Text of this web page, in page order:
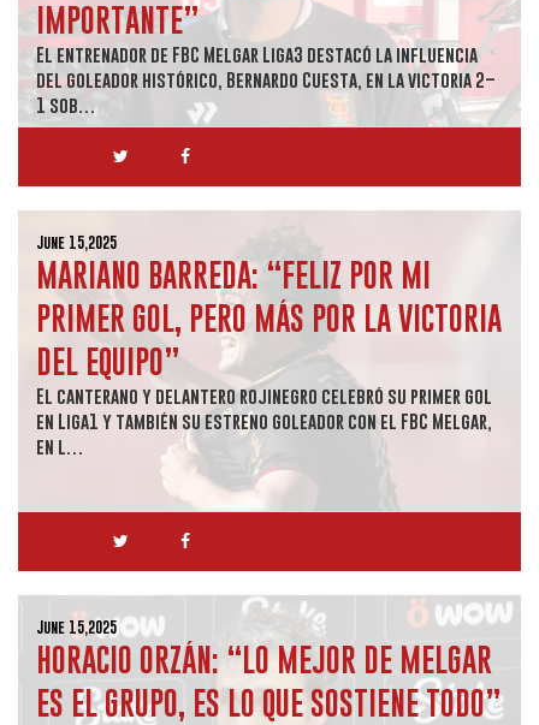
IMPORTANTE”
El entrenador de FBC Melgar Liga3 destacó la influencia
del goleador histórico, Bernardo Cuesta, en la victoria 2–
1 sob…
June 15,2025
MARIANO BARREDA: “FELIZ POR MI
PRIMER GOL, PERO MÁS POR LA VICTORIA
DEL EQUIPO”
El canterano y delantero rojinegro celebró su primer gol
en Liga1 y también su estreno goleador con el FBC Melgar,
en l…
June 15,2025
HORACIO ORZÁN: “LO MEJOR DE MELGAR
ES EL GRUPO, ES LO QUE SOSTIENE TODO”